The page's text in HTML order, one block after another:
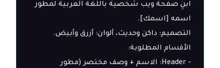
ابنِ صفحة ويب شخصية باللغة العربية لمطور
- Header: الاسم + وصف مختصر (مطور